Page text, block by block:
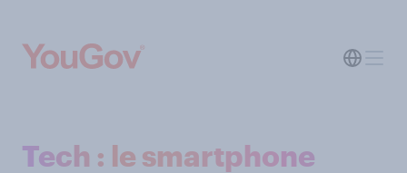
Tech : le smartphone